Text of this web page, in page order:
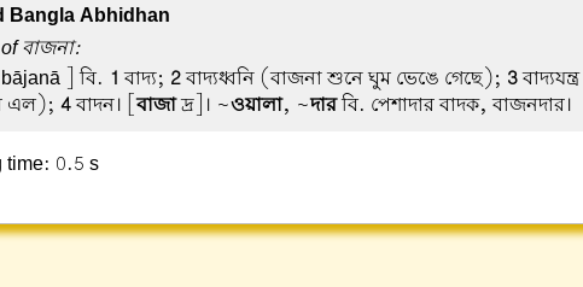
Bangla Abhidhan
বাজনা:
] বি. 1 বাদ্য; 2বাদ্যধ্বনি (বাজনা শুনে ঘুম ভেঙে গেছে); 3
এল); 4বাদন। [বাজাদ্র]। ~ওয়ালা, ~দারবি. পেশাদার বাদক, বাজনদার।
time: 0.5 s